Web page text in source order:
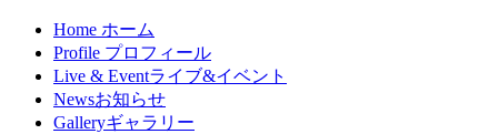
Home ホーム
Profile プロフィール
Live & Eventライブ&イベント
Newsお知らせ
Galleryギャラリー